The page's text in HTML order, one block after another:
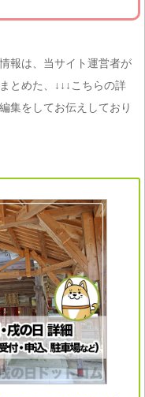
報は、当サイト運営者が
とめた、↓↓↓こちらの詳
集をしてお伝えしており